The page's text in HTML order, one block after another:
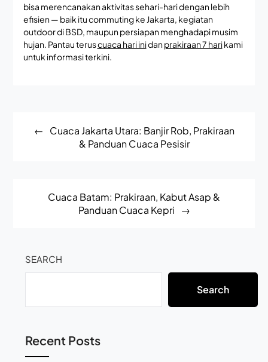
bisa merencanakan aktivitas sehari-hari dengan lebih
efisien — baik itu commuting ke Jakarta, kegiatan
outdoor di BSD, maupun persiapan menghadapi musim
hujan. Pantau teruscuaca hari inidanprakiraan 7 harikami
untuk informasi terkini.
navigation
Cuaca Jakarta Utara: Banjir Rob, Prakiraan
& Panduan Cuaca Pesisir
Cuaca Batam: Prakiraan, Kabut Asap &
Panduan Cuaca Kepri
SEARCH
Search
Recent Posts